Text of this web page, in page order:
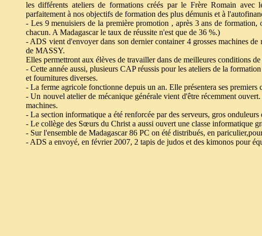
les différents ateliers de formations créés par le Frère Romain
parfaitement à nos objectifs de formation des plus démunis et à
- Les 9 menuisiers de la première promotion , après 3 ans de
chacun. A Madagascar le taux de réussite n'est que de 36 %.)
- ADS vient d'envoyer dans son dernier container 4 grosses machines
de MASSY.
Elles permettront aux élèves de travailler dans de meilleures conditions
- Cette année aussi, plusieurs CAP réussis pour les ateliers de la
et fournitures diverses.
- La ferme agricole fonctionne depuis un an. Elle présentera ses premiers
- Un nouvel atelier de mécanique générale vient d'être récemment
machines.
- La section informatique a été renforcée par des serveurs, gros
- Le collège des Sœurs du Christ a aussi ouvert une classe informatique
- Sur l'ensemble de Madagascar 86 PC on été distribués, en
- ADS a envoyé, en février 2007, 2 tapis de judos et des kimonos pour